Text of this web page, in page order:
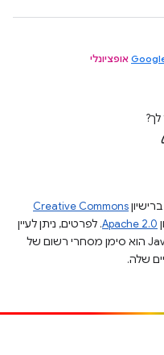
אופציונלי
Creative Commons
Apache 2.0. לפרטים, ניתן לעיין
.‏ Java הוא סימן מסחרי רשום של